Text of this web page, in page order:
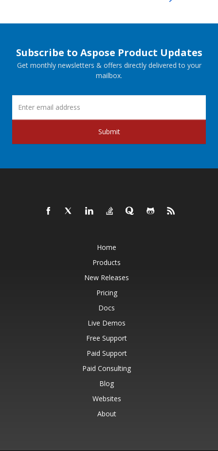
Subscribe to Aspose Product Updates
Get monthly newsletters & offers directly delivered to your
mailbox.
Submit
Home
Products
New Releases
Pricing
Docs
Live Demos
Free Support
Paid Support
Paid Consulting
Blog
Websites
About